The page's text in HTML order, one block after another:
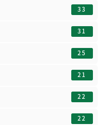
33
31
25
21
22
22